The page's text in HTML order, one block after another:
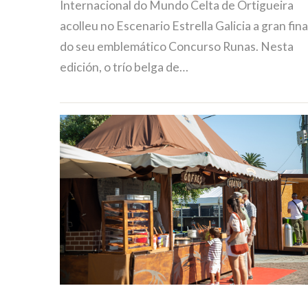
Internacional do Mundo Celta de Ortigueira
acolleu no Escenario Estrella Galicia a gran
do seu emblemático Concurso Runas. Nesta
edición, o trío belga de…